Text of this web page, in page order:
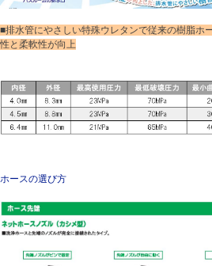
■排水管にやさしい特殊ウレタンで従来の樹脂ホ
性と柔軟性が向上
ホースの選び方